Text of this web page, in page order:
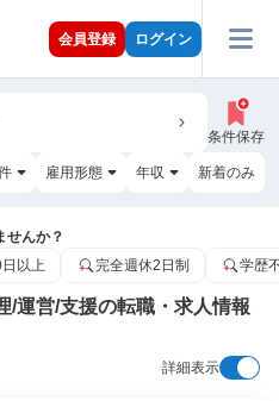
会員登録 ログイン
条件保存
雇用形態 年収 新着のみ
せんか？
以上 完全週休2日制 学歴
/運営/支援の転職・求人情報
詳細表示